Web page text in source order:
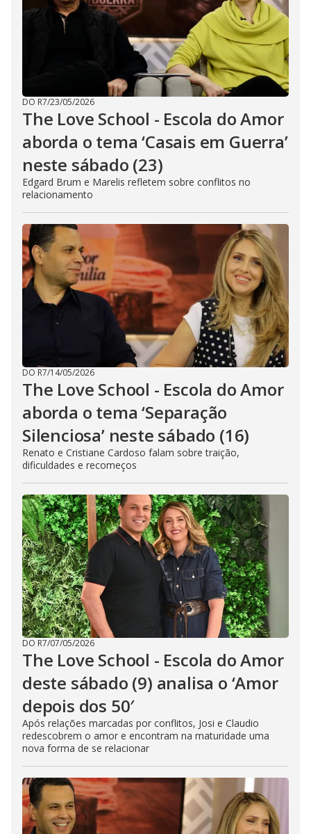
DO R7/23/05/2026
The Love School - Escola do Amor
aborda o tema ‘Casais em Guerra’
neste sábado (23)
Edgard Brum e Marelis refletem sobre conflitos no
relacionamento
DO R7/14/05/2026
The Love School - Escola do Amor
aborda o tema ‘Separação
Silenciosa’ neste sábado (16)
Renato e Cristiane Cardoso falam sobre traição,
dificuldades e recomeços
DO R7/07/05/2026
The Love School - Escola do Amor
deste sábado (9) analisa o ‘Amor
depois dos 50′
Após relações marcadas por conflitos, Josi e Claudio
redescobrem o amor e encontram na maturidade uma
nova forma de se relacionar